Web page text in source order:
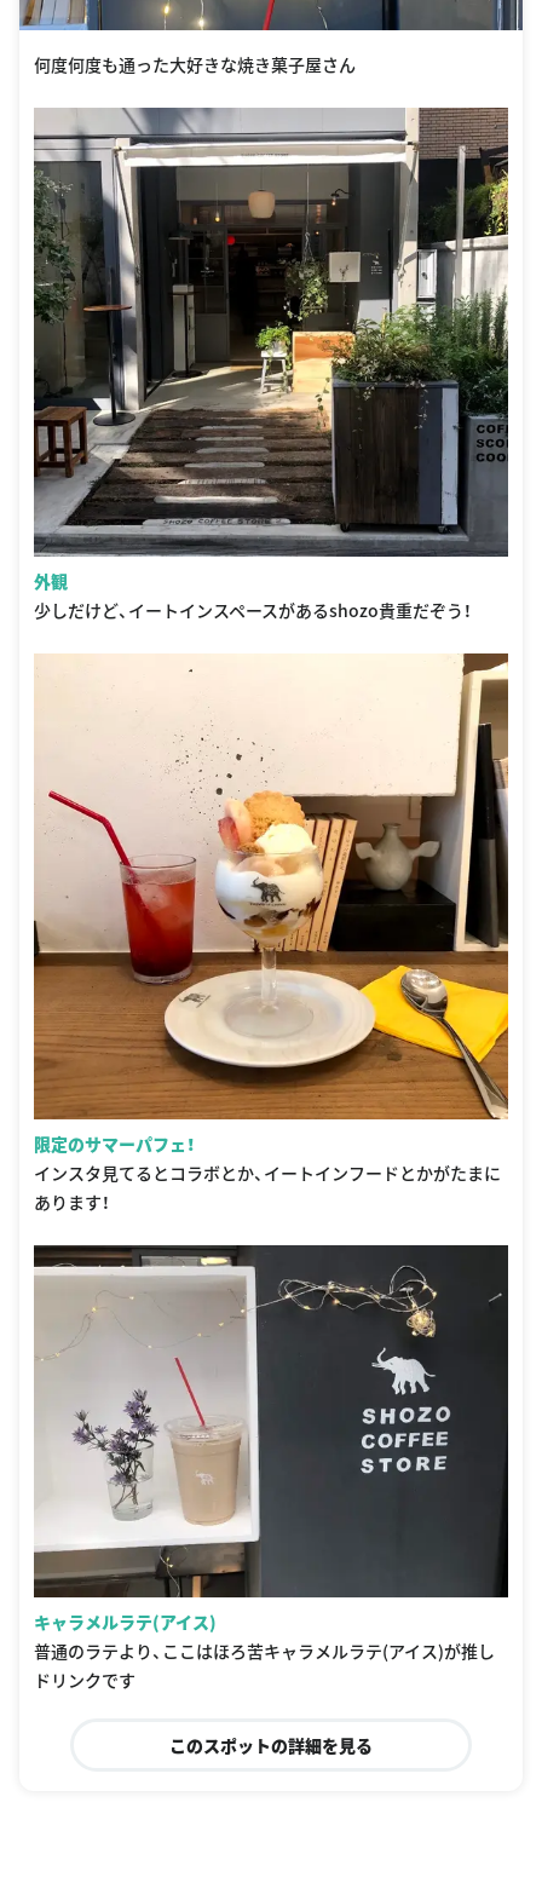
何度何度も通った大好きな焼き菓子屋さん
外観
少しだけど、イートインスペースがあるshozo貴重だぞう！
限定のサマーパフェ！
インスタ見てるとコラボとか、イートインフードとかがたまに
あります！
キャラメルラテ(アイス)
普通のラテより、ここはほろ苦キャラメルラテ(アイス)が推し
ドリンクです
このスポットの詳細を見る